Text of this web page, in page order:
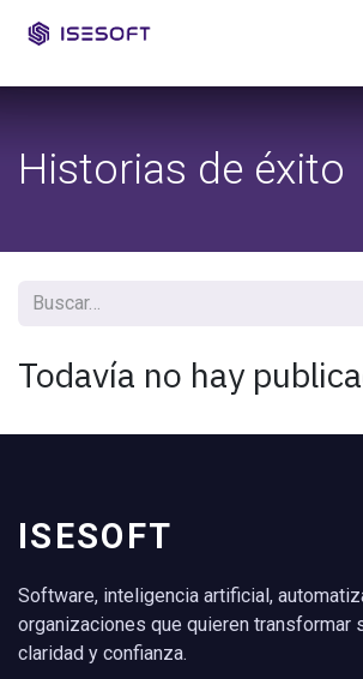
Historias de éxito
Todavía no hay
ISESOFT
Software, inteligencia artificial,
organizaciones que quieren transformar
claridad y confianza.